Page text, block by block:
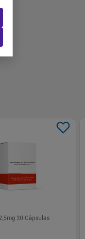
30 Cápsulas